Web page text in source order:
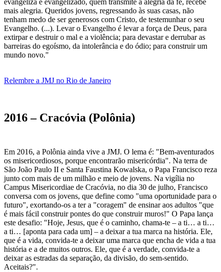
mais alegria. Queridos jovens, regressando às suas casas, não
tenham medo de ser generosos com Cristo, de testemunhar o seu
Evangelho. (...). Levar o Evangelho é levar a força de Deus, para
extirpar e destruir o mal e a violência; para devastar e derrubar as
barreiras do egoísmo, da intolerância e do ódio; para construir um
mundo novo."
Relembre a JMJ no Rio de Janeiro
2016 – Cracóvia (Polônia)
Em 2016, a Polônia ainda vive a JMJ. O lema é: "Bem-aventurados
os misericordiosos, porque encontrarão misericórdia". Na terra de
São João Paulo II e Santa Faustina Kowalska, o Papa Francisco reza
junto com mais de um milhão e meio de jovens. Na vigília no
Campus Misericordiae de Cracóvia, no dia 30 de julho, Francisco
conversa com os jovens, que define como "uma oportunidade para o
futuro", exortando-os a ter a "coragem" de ensinar aos adultos "que
é mais fácil construir pontes do que construir muros!" O Papa lança
este desafio: "Hoje, Jesus, que é o caminho, chama-te – a ti… a ti…
a ti… [aponta para cada um] – a deixar a tua marca na história. Ele,
que é a vida, convida-te a deixar uma marca que encha de vida a tua
história e a de muitos outros. Ele, que é a verdade, convida-te a
deixar as estradas da separação, da divisão, do sem-sentido.
Aceitais?".